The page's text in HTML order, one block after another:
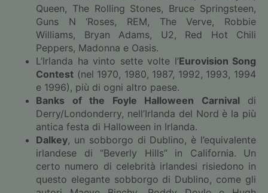
Queen, The Rolling Stones, Bruce Springsteen,
Guns N ‘Roses, REM, The Verve, Robbie
Williams, Bryan Adams, U2, Red Hot Chili
Peppers, Madonna e Oasis.
L’Irlanda ha vinto sette volte l’Eurovision Song
Contest (nel 1970, 1980, 1987, 1992, 1993, 1994
e 1996), più di ogni altro paese.
Banks of the Foyle Halloween Carnivaldi
Derry/Londonderry, nell’Irlanda del Nord è la più
antica festa di Halloween in Irlanda.
Dalkey, un sobborgo di Dublino, è l’equivalente
irlandese di “Beverly Hills” in California. Un
certo numero di celebrità irlandesi risiedono in
questo elegante sobborgo di Dublino, come gli